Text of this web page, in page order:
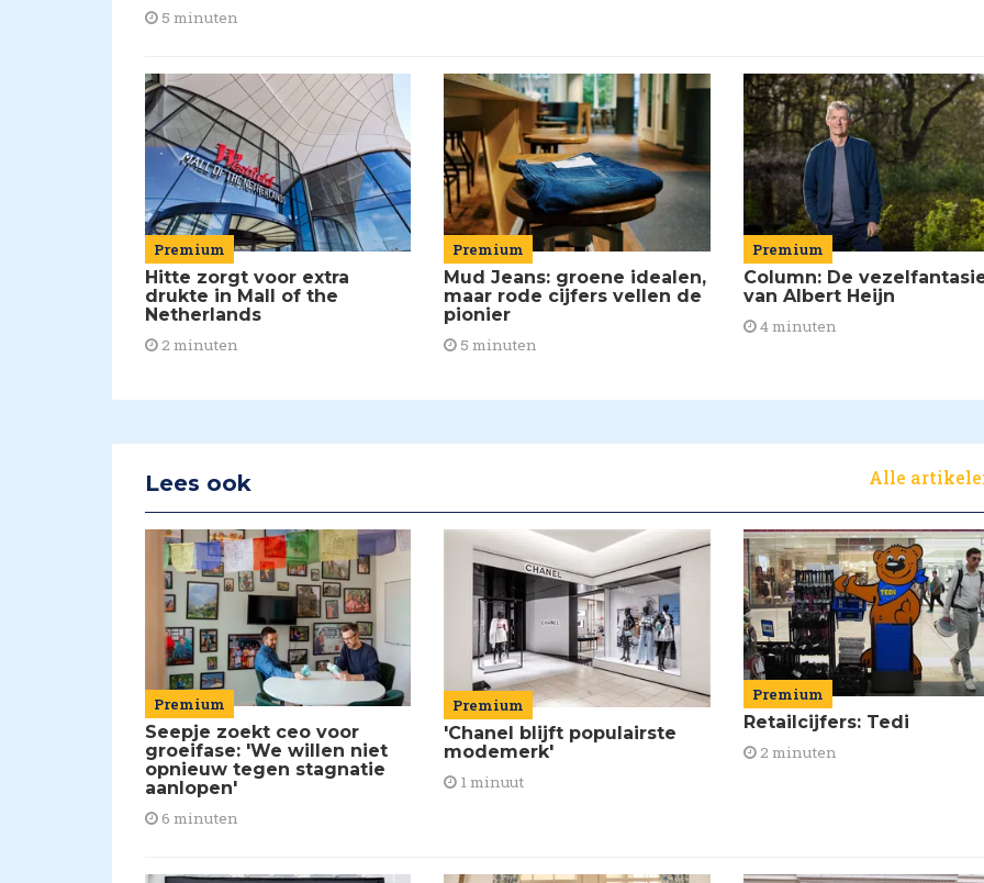
5 minuten
Premium
Hitte zorgt voor extra
drukte in Mall of the
Netherlands
2 minuten
Premium
Mud Jeans: groene idealen,
maar rode cijfers vellen de
pionier
5 minuten
Premium
Column: De
van Albert Heijn
4 minuten
Lees ook Alle
Premium
Seepje zoekt ceo voor
groeifase: 'We willen niet
opnieuw tegen stagnatie
aanlopen'
6 minuten
Premium
'Chanel blijft populairste
modemerk'
1 minuut
Premium
Retailcijfers: Tedi
2 minuten